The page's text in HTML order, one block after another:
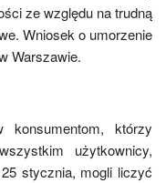
ze względu na trudną
Wniosek o umorzenie
Warszawie.
konsumentom, którzy
użytkownicy,
stycznia, mogli liczyć